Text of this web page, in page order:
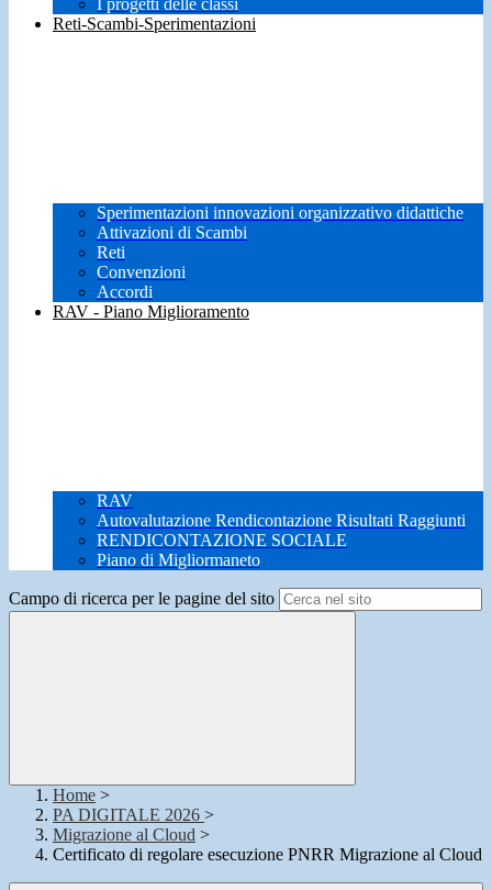
I progetti delle classi
Reti-Scambi-Sperimentazioni
Sperimentazioni innovazioni organizzativo didattiche
Attivazioni di Scambi
Reti
Convenzioni
Accordi
RAV - Piano Miglioramento
RAV
Autovalutazione Rendicontazione Risultati Raggiunti
RENDICONTAZIONE SOCIALE
Piano di Migliormaneto
Campo di ricerca per le pagine del sito
Home >
PA DIGITALE 2026 >
Migrazione al Cloud >
Certificato di regolare esecuzione PNRR Migrazione al Cloud